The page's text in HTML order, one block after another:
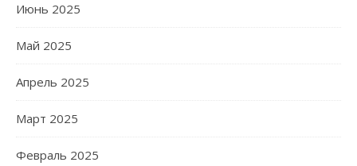
Июнь 2025
Май 2025
Апрель 2025
Март 2025
Февраль 2025